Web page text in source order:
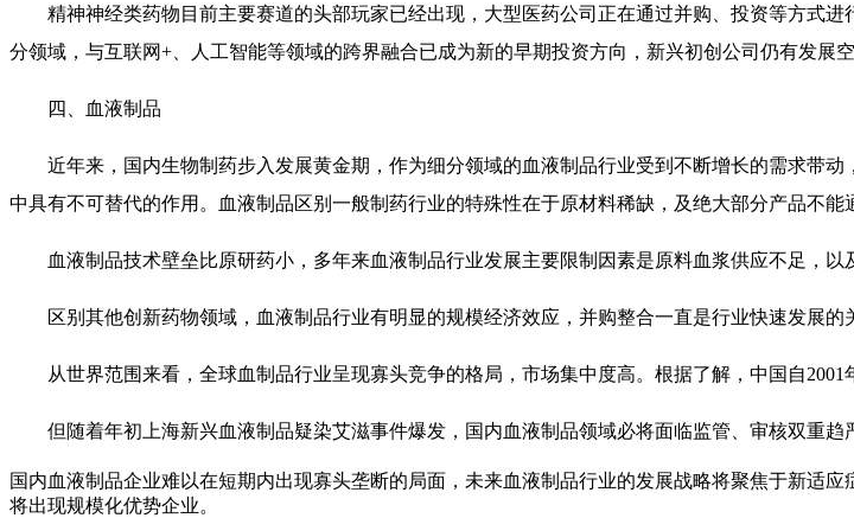
精神神经类药物目前主要赛道的头部玩家已经出现，大型医药公司正在通过并购、投资等方式
分领域，与互联网+、人工智能等领域的跨界融合已成为新的早期投资方向，新兴初创公司仍有发展空
四、血液制品
近年来，国内生物制药步入发展黄金期，作为细分领域的血液制品行业受到不断增长的需求带
中具有不可替代的作用。血液制品区别一般制药行业的特殊性在于原材料稀缺，及绝大部分产品不能
血液制品技术壁垒比原研药小，多年来血液制品行业发展主要限制因素是原料血浆供应不足，以
区别其他创新药物领域，血液制品行业有明显的规模经济效应，并购整合一直是行业快速发展
从世界范围来看，全球血制品行业呈现寡头竞争的格局，市场集中度高。根据了解，中国自
但随着年初上海新兴血液制品疑染艾滋事件爆发，国内血液制品领域必将面临监管、审核双重趋
国内血液制品企业难以在短期内出现寡头垄断的局面，未来血液制品行业的发展战略将聚焦于新适
将出现规模化优势企业。